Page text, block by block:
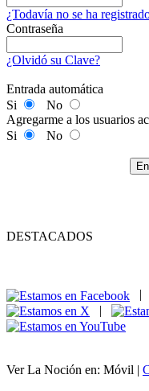
¿Todavía no se ha
Contraseña
¿Olvidó su Clave?
Entrada automática
Si
No
Agregarme a los usuarios
Si
No
DESTACADOS
|
Ver La Noción en: Móvil |